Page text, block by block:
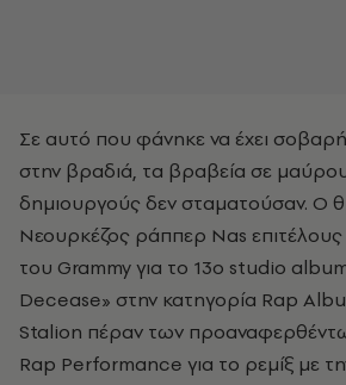
Σε αυτό που φάνηκε να έχει
στην βραδιά, τα βραβεία σε
δημιουργούς δεν σταματούσαν. Ο
Νεουρκέζος ράππερ Nas
του Grammy για το 13ο studio
Decease» στην κατηγορία Rap
Stalion πέραν των
Rap Performance για το ρεμίξ με